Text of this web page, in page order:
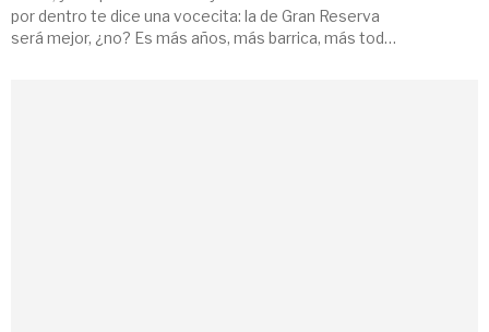
por dentro te dice una vocecita: la de Gran Reserva
será mejor, ¿no? Es más años, más barrica, más todo.